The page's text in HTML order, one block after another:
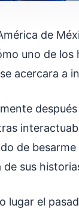
de
uno de los
acercara a
de
de sus
lugar el